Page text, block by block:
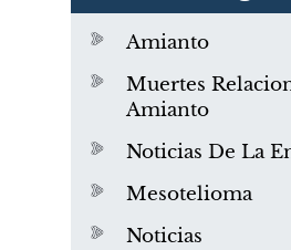
Amianto
Muertes
Amianto
Noticias De La
Mesotelioma
Noticias